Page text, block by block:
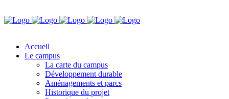
Accueil
Le campus
La carte du campus
Développement durable
Aménagements et parcs
Historique du projet